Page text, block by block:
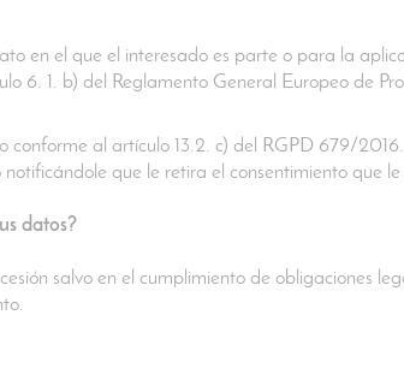
en el que el interesado es parte o para la
6. 1. b) del Reglamento General Europeo de
conforme al artículo 13.2. c) del RGPD 679/
que le retira el consentimiento que le
datos?
salvo en el cumplimiento de obligaciones